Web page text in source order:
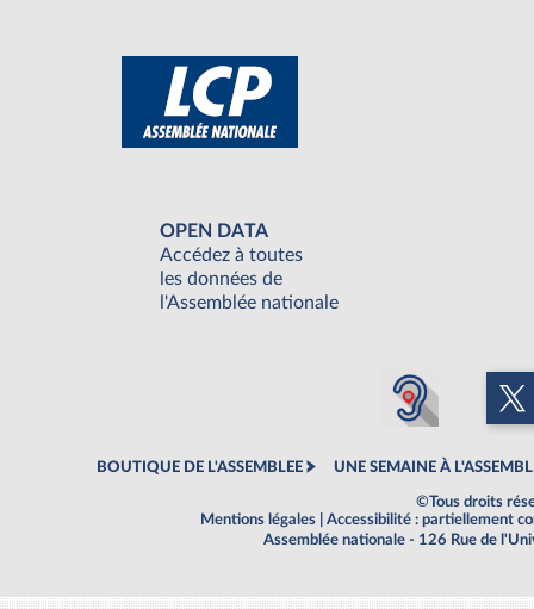
OPEN DATA
Accédez à toutes
les données de
l'Assemblée nationale
BOUTIQUE DE L'ASSEMBLEE UNE SEMAINE À
©Tous droits
Mentions légales
Accessibilité : partiellement
Assemblée nationale - 126 Rue de